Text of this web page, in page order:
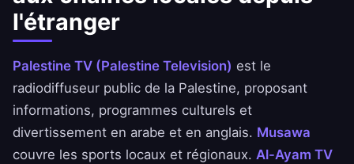
l'étranger
Palestine TV (Palestine Television) est le
radiodiffuseur public de la Palestine, proposant
informations, programmes culturels et
divertissement en arabe et en anglais. Musawa
couvre les sports locaux et régionaux. Al-Ayam TV